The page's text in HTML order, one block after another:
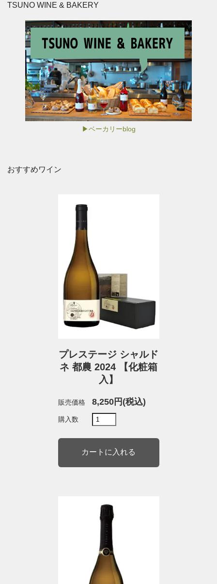
TSUNO WINE & BAKERY
▶ベーカリーblog
おすすめワイン
プレステージ シャルド
ネ 都農 2024 【化粧箱
入】
販売価格 8,250円(税込)
購入数